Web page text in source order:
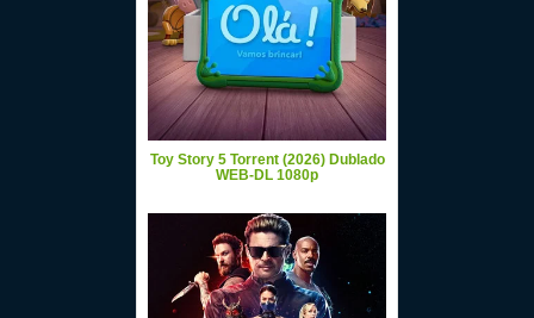
Toy Story 5 Torrent (2026) Dublado
WEB-DL 1080p